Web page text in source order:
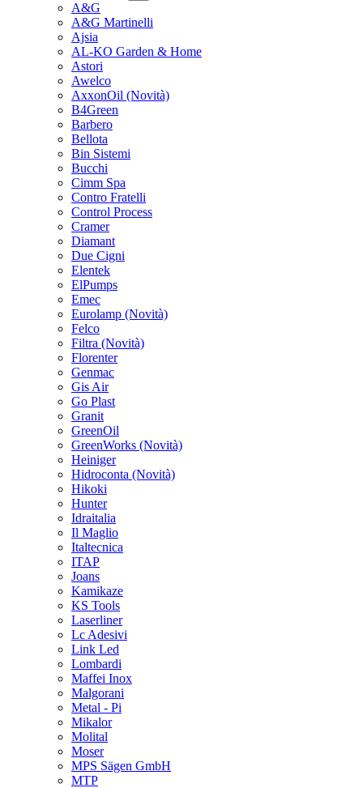
A&G
A&G Martinelli
Ajsia
AL-KO Garden & Home
Astori
Awelco
AxxonOil (Novità)
B4Green
Barbero
Bellota
Bin Sistemi
Bucchi
Cimm Spa
Contro Fratelli
Control Process
Cramer
Diamant
Due Cigni
Elentek
ElPumps
Emec
Eurolamp (Novità)
Felco
Filtra (Novità)
Florenter
Genmac
Gis Air
Go Plast
Granit
GreenOil
GreenWorks (Novità)
Heiniger
Hidroconta (Novità)
Hikoki
Hunter
Idraitalia
Il Maglio
Italtecnica
ITAP
Joans
Kamikaze
KS Tools
Laserliner
Lc Adesivi
Link Led
Lombardi
Maffei Inox
Malgorani
Metal - Pi
Mikalor
Molital
Moser
MPS Sägen GmbH
MTP